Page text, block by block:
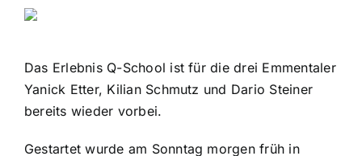
Das Erlebnis Q-School ist für die drei Emmentaler
Yanick Etter, Kilian Schmutz und Dario Steiner
bereits wieder vorbei.
Gestartet wurde am Sonntag morgen früh in